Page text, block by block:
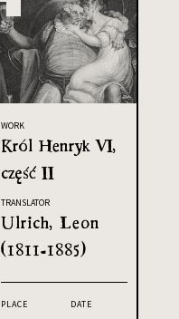
WORK
Król Henryk VI,
część II
TRANSLATOR
Ulrich, Leon
(1811-1885)
PLACE
DATE